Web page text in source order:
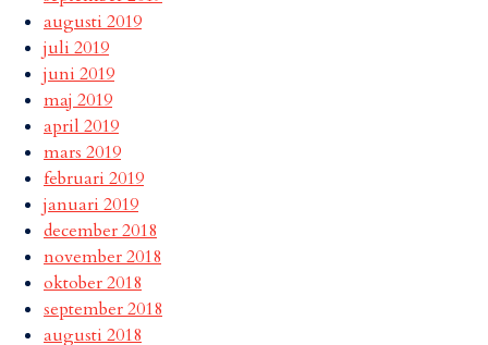
augusti 2019
juli 2019
juni 2019
maj 2019
april 2019
mars 2019
februari 2019
januari 2019
december 2018
november 2018
oktober 2018
september 2018
augusti 2018